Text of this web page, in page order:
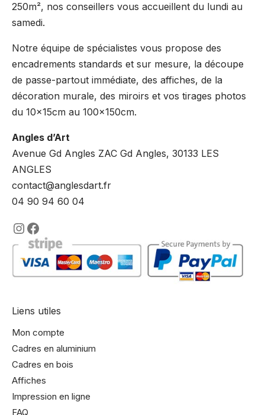
250m², nos conseillers vous accueillent du lundi au
samedi.
Notre équipe de spécialistes vous propose des
encadrements standards et sur mesure, la découpe
de passe-partout immédiate, des affiches, de la
décoration murale, des miroirs et vos tirages photos
du 10x15cm au 100x150cm.
Angles d’Art
Avenue Gd Angles ZAC Gd Angles, 30133 LES
ANGLES
contact@anglesdart.fr
04 90 94 60 04
https://www.instagram.com/
https://www.facebook.com/
Liens utiles
Mon compte
Cadres en aluminium
Cadres en bois
Affiches
Impression en ligne
FAQ